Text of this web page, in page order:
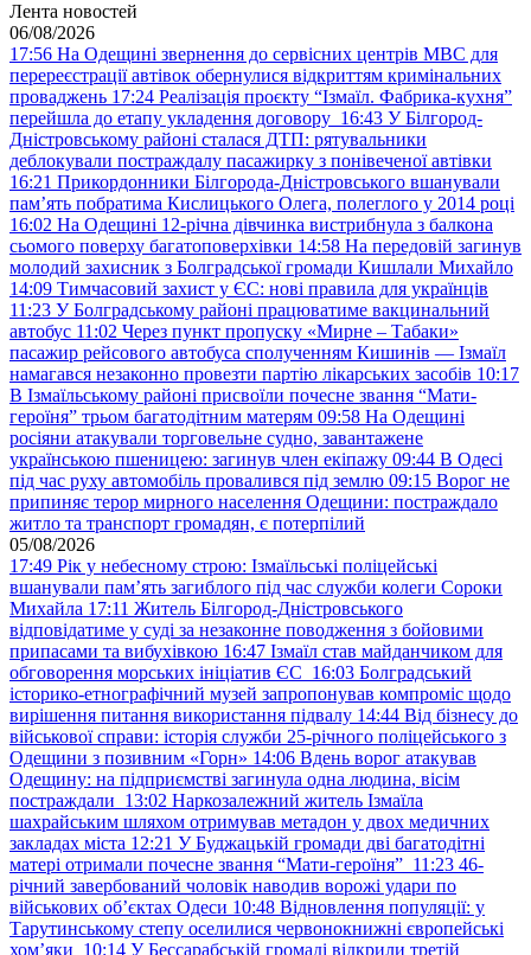
Лента новостей
06/08/2026
17:56 На Одещині звернення до сервісних центрів МВС для
перереєстрації автівок обернулися відкриттям кримінальних
проваджень 17:24 Реалізація проєкту “Ізмаїл. Фабрика-кухня”
перейшла до етапу укладення договору 16:43 У Білгород-
Дністровському районі сталася ДТП: рятувальники
деблокували постраждалу пасажирку з понівеченої автівки
16:21 Прикордонники Білгорода-Дністровського вшанували
пам’ять побратима Кислицького Олега, полеглого у 2014 році
16:02 На Одещині 12-річна дівчинка вистрибнула з балкона
сьомого поверху багатоповерхівки 14:58 На передовій загинув
молодий захисник з Болградської громади Кишлали Михайло
14:09 Тимчасовий захист у ЄС: нові правила для українців
11:23 У Болградському районі працюватиме вакцинальний
автобус 11:02 Через пункт пропуску «Мирне – Табаки»
пасажир рейсового автобуса сполученням Кишинів — Ізмаїл
намагався незаконно провезти партію лікарських засобів 10:17
В Ізмаїльському районі присвоїли почесне звання “Мати-
героїня” трьом багатодітним матерям 09:58 На Одещині
росіяни атакували торговельне судно, завантажене
українською пшеницею: загинув член екіпажу 09:44 В Одесі
під час руху автомобіль провалився під землю 09:15 Ворог не
припиняє терор мирного населення Одещини: постраждало
житло та транспорт громадян, є потерпілий
05/08/2026
17:49 Рік у небесному строю: Ізмаїльські поліцейські
вшанували пам’ять загиблого під час служби колеги Сороки
Михайла 17:11 Житель Білгород-Дністровського
відповідатиме у суді за незаконне поводження з бойовими
припасами та вибухівкою 16:47 Ізмаїл став майданчиком для
обговорення морських ініціатив ЄС 16:03 Болградський
історико-етнографічний музей запропонував компроміс щодо
вирішення питання використання підвалу 14:44 Від бізнесу до
військової справи: історія служби 25-річного поліцейського з
Одещини з позивним «Горн» 14:06 Вдень ворог атакував
Одещину: на підприємстві загинула одна людина, вісім
постраждали 13:02 Наркозалежний житель Ізмаїла
шахрайським шляхом отримував метадон у двох медичних
закладах міста 12:21 У Буджацькій громади дві багатодітні
матері отримали почесне звання “Мати-героїня” 11:23 46-
річний завербований чоловік наводив ворожі удари по
військових обʼєктах Одеси 10:48 Відновлення популяції: у
Тарутинському степу оселилися червонокнижні європейські
хом’яки 10:14 У Бессарабській громаді відкрили третій